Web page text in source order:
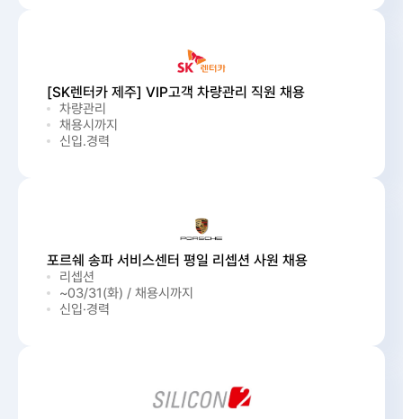
[SK렌터카 제주] VIP고객 차량관리 직원 채용
차량관리
채용시까지
신입.경력
포르쉐 송파 서비스센터 평일 리셉션 사원 채용
리셉션
~03/31(화) / 채용시까지
신입·경력